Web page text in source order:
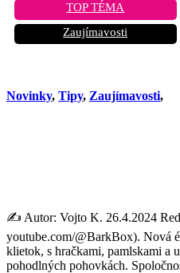
TOP TÉMA
Zaujímavosti
Novinky, Tipy, Zaujímavosti,
✍️ Autor: Vojto K. 26.4.2024
youtube.com/@BarkBox). Nová
klietok, s hračkami, pamlskami a
pohodlných pohovkách.